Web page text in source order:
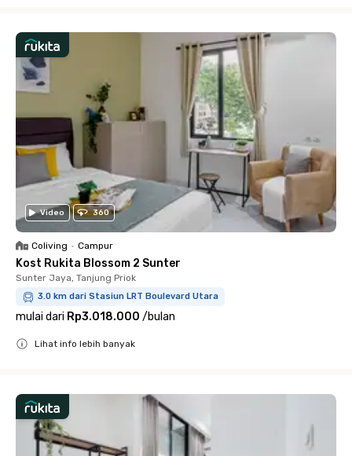
Video 360
Coliving • Campur
Kost Rukita Blossom 2 Sunter
Sunter Jaya, Tanjung Priok
3.0 km dari Stasiun LRT Boulevard Utara
mulai dari Rp3.018.000 /bulan
Lihat info lebih banyak